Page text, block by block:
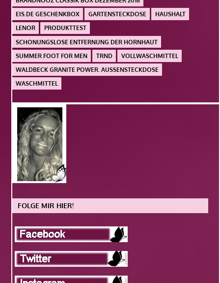
EIS.DE GESCHENKBOX
GARTENSTECKDOSE
HAUSHALT
LENOR
PRODUKTTEST
SCHONUNGSLOSE ENTFERNUNG DER HORNHAUT
SUMMER FOOT FOR MEN
TRND
VOLLWASCHMITTEL
WALDBECK GRANITE POWER. AUSSENSTECKDOSE
WASCHMITTEL
FOLGE MIR HIER!